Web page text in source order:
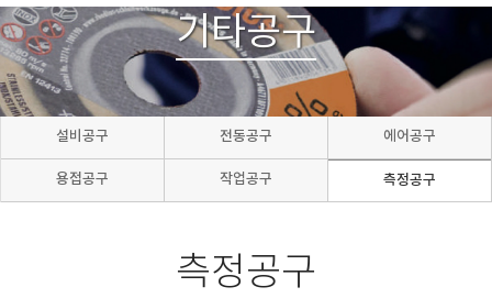
기타공구
설비공구 전동공구 에어공구
용접공구 작업공구 측정공구
측정공구